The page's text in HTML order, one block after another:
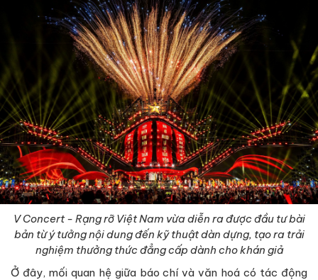
V Concert - Rạng rỡ Việt Nam vừa diễn ra được đầu tư bài
bản từ ý tưởng nội dung đến kỹ thuật dàn dựng, tạo ra trải
nghiệm thưởng thức đẳng cấp dành cho khán giả
Ở đây, mối quan hệ giữa báo chí và văn hoá có tác động